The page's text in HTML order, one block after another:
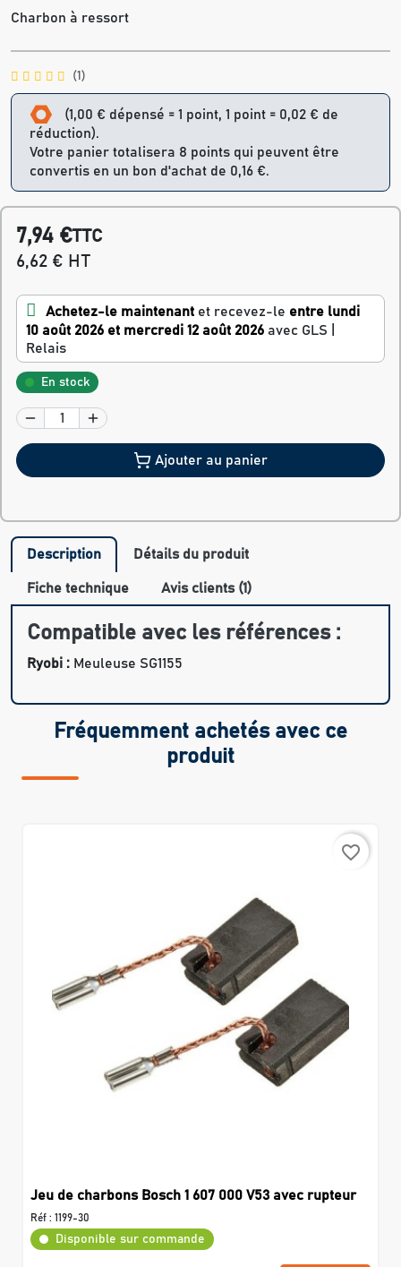
Charbon à ressort
(1)
(1,00 € dépensé = 1 point, 1 point = 0,02 € de
réduction).
Votre panier totalisera 8 points qui peuvent être
convertis en un bon d'achat de 0,16 €.
7,94 €TTC
6,62 € HT
Achetez-le maintenant et recevez-le entre lundi
10 août 2026 et mercredi 12 août 2026 avec GLS |
Relais
En stock
Ajouter au panier
Description Détails du produit
Fiche technique Avis clients (1)
Compatible avec les références :
Ryobi : Meuleuse SG1155
Fréquemment achetés avec ce
produit
favorite_border
Jeu de charbons Bosch 1 607 000 V53 avec rupteur
Réf : 1199-30
Disponible sur commande